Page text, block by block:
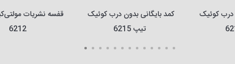
6212
تیپ 6215